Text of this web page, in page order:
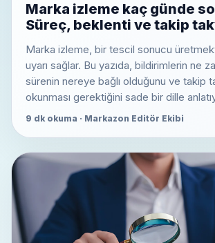
Marka izleme kaç günde
Süreç, beklenti ve takip
Marka izleme, bir tescil sonucu
uyarı sağlar. Bu yazıda, bildirimlerin ne
sürenin nereye bağlı olduğunu ve takip
okunması gerektiğini sade bir dille
9 dk okuma · Markazon Editör Ekibi